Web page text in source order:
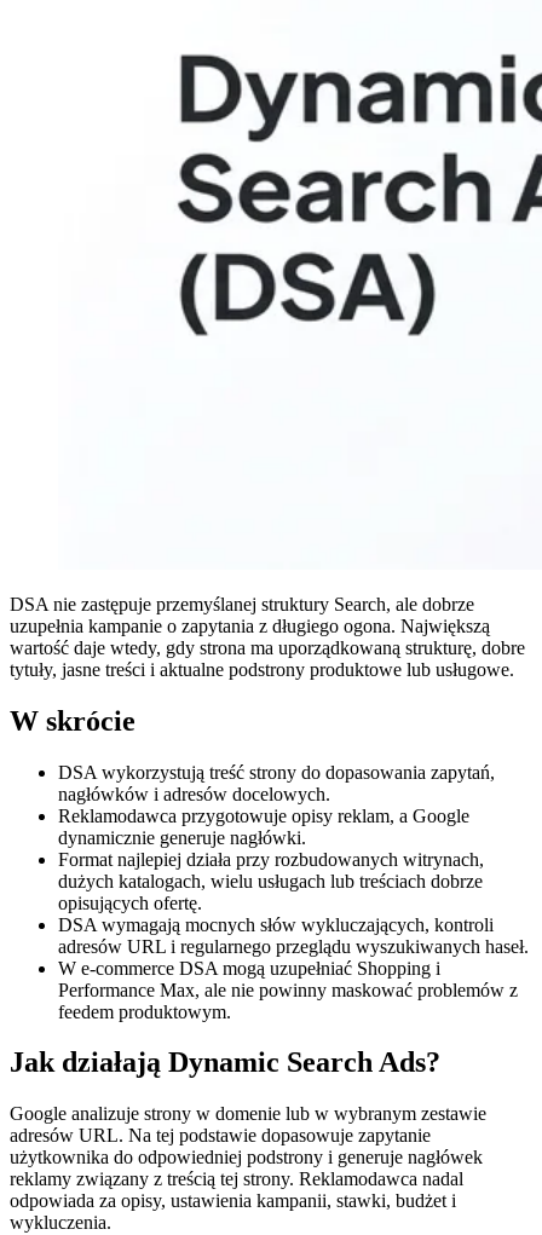
DSA nie zastępuje przemyślanej struktury Search, ale dobrze
uzupełnia kampanie o zapytania z długiego ogona. Największą
wartość daje wtedy, gdy strona ma uporządkowaną strukturę, dobre
tytuły, jasne treści i aktualne podstrony produktowe lub usługowe.
W skrócie
DSA wykorzystują treść strony do dopasowania zapytań,
nagłówków i adresów docelowych.
Reklamodawca przygotowuje opisy reklam, a Google
dynamicznie generuje nagłówki.
Format najlepiej działa przy rozbudowanych witrynach,
dużych katalogach, wielu usługach lub treściach dobrze
opisujących ofertę.
DSA wymagają mocnych słów wykluczających, kontroli
adresów URL i regularnego przeglądu wyszukiwanych haseł.
W e-commerce DSA mogą uzupełniać Shopping i
Performance Max, ale nie powinny maskować problemów z
feedem produktowym.
Jak działają Dynamic Search Ads?
Google analizuje strony w domenie lub w wybranym zestawie
adresów URL. Na tej podstawie dopasowuje zapytanie
użytkownika do odpowiedniej podstrony i generuje nagłówek
reklamy związany z treścią tej strony. Reklamodawca nadal
odpowiada za opisy, ustawienia kampanii, stawki, budżet i
wykluczenia.